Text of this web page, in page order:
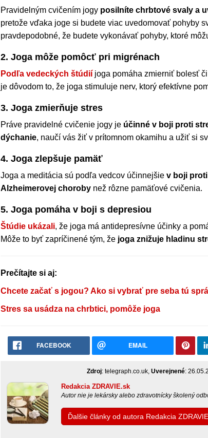
Pravidelným cvičením jogy posilníte chrbtové svaly a
pretože vďaka joge si budete viac uvedomovať pohyby
pravdepodobné, že budete vykonávať pohyby, ktoré
2. Joga môže pomôcť pri migrénach
Podľa vedeckých štúdií joga pomáha zmierniť bolesť
je dôvodom to, že joga stimuluje nerv, ktorý efektívne
3. Joga zmierňuje stres
Práve pravidelné cvičenie jogy je účinné v boji proti
dýchanie, naučí vás žiť v prítomnom okamihu a užiť si
4. Joga zlepšuje pamäť
Joga a meditácia sú podľa vedcov účinnejšie v boji
Alzheimerovej choroby než rôzne pamäťové cvičenia.
5. Joga pomáha v boji s depresiou
Štúdie ukázali, že joga má antidepresívne účinky a
Môže to byť zapríčinené tým, že joga znižuje hladinu
Prečítajte si aj:
Chcete začať s jogou? Ako si vybrať pre seba tú
Stres sa usádza na chrbtici, pomôže joga
FACEBOOK EMAIL
Zdroj: telegraph.co.uk, Uverejnené:
Redakcia ZDRAVIE.sk
Autor nie je lekársky alebo zdravotnícky školený
Ďalšie články od autora Redakcia